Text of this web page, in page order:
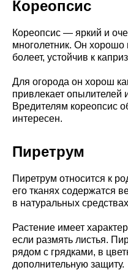
Кореопсис
Кореопсис — яркий и
многолетник. Он хорошо
болеет, устойчив к
Для огорода он хорош
привлекает опылителей
Вредителям кореопсис
интересен.
Пиретрум
Пиретрум относится к
его тканях содержатся
в натуральных
Растение имеет
если размять листья.
рядом с грядками, в
дополнительную защиту.